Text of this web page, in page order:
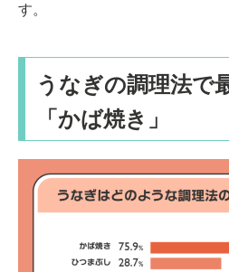
す。
うなぎの調理法で
「かば焼き」